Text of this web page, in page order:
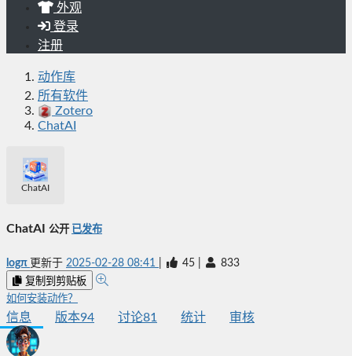
外观
登录
注册
动作库
所有软件
Zotero
ChatAI
ChatAI
ChatAI 公开 已发布
logπ 更新于 2025-02-28 08:41 45 833
复制到剪贴板
如何安装动作？
信息 版本94 讨论81 统计 审核